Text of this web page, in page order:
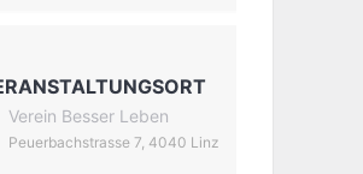
Verein Besser Leben
Peuerbachstrasse 7, 4040 Linz